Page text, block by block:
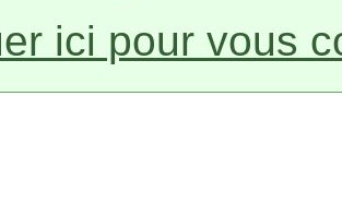
ici pour vous